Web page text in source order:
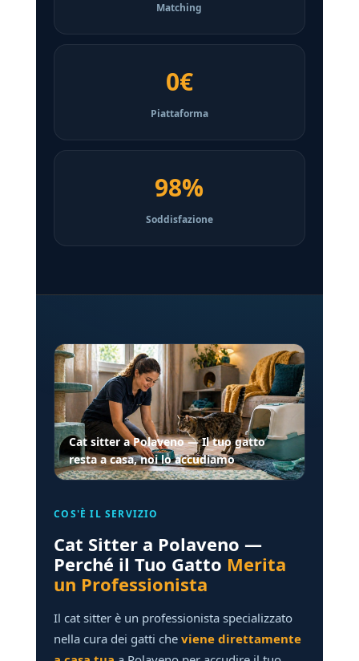
Matching
0€
Piattaforma
98%
Soddisfazione
Cat sitter a Polaveno — Il tuo gatto
resta a casa, noi lo accudiamo
COS'È IL SERVIZIO
Cat Sitter a Polaveno —
Perché il Tuo Gatto Merita
un Professionista
Il cat sitter è un professionista specializzato
nella cura dei gatti cheviene direttamente